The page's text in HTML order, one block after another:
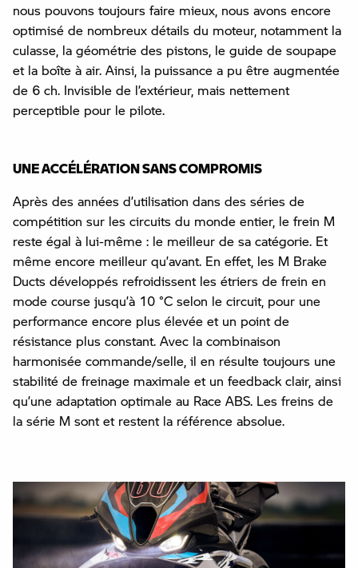
nous pouvons toujours faire mieux, nous avons encore
optimisé de nombreux détails du moteur, notamment la
culasse, la géométrie des pistons, le guide de soupape
et la boîte à air. Ainsi, la puissance a pu être augmentée
de 6 ch. Invisible de l’extérieur, mais nettement
perceptible pour le pilote.
UNE ACCÉLÉRATION SANS COMPROMIS
Après des années d’utilisation dans des séries de
compétition sur les circuits du monde entier, le frein M
reste égal à lui-même : le meilleur de sa catégorie. Et
même encore meilleur qu’avant. En effet, les M Brake
Ducts développés refroidissent les étriers de frein en
mode course jusqu’à 10 °C selon le circuit, pour une
performance encore plus élevée et un point de
résistance plus constant. Avec la combinaison
harmonisée commande/selle, il en résulte toujours une
stabilité de freinage maximale et un feedback clair, ainsi
qu’une adaptation optimale au Race ABS. Les freins de
la série M sont et restent la référence absolue.